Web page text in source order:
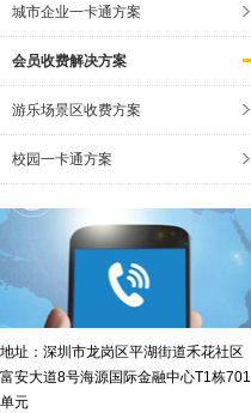
城市企业一卡通方案
会员收费解决方案
游乐场景区收费方案
校园一卡通方案
地址：深圳市龙岗区平湖街道禾花社区
富安大道8号海源国际金融中心T1栋701
单元